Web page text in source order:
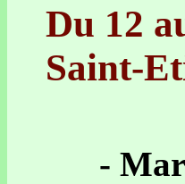
Du 12
Saint-
-